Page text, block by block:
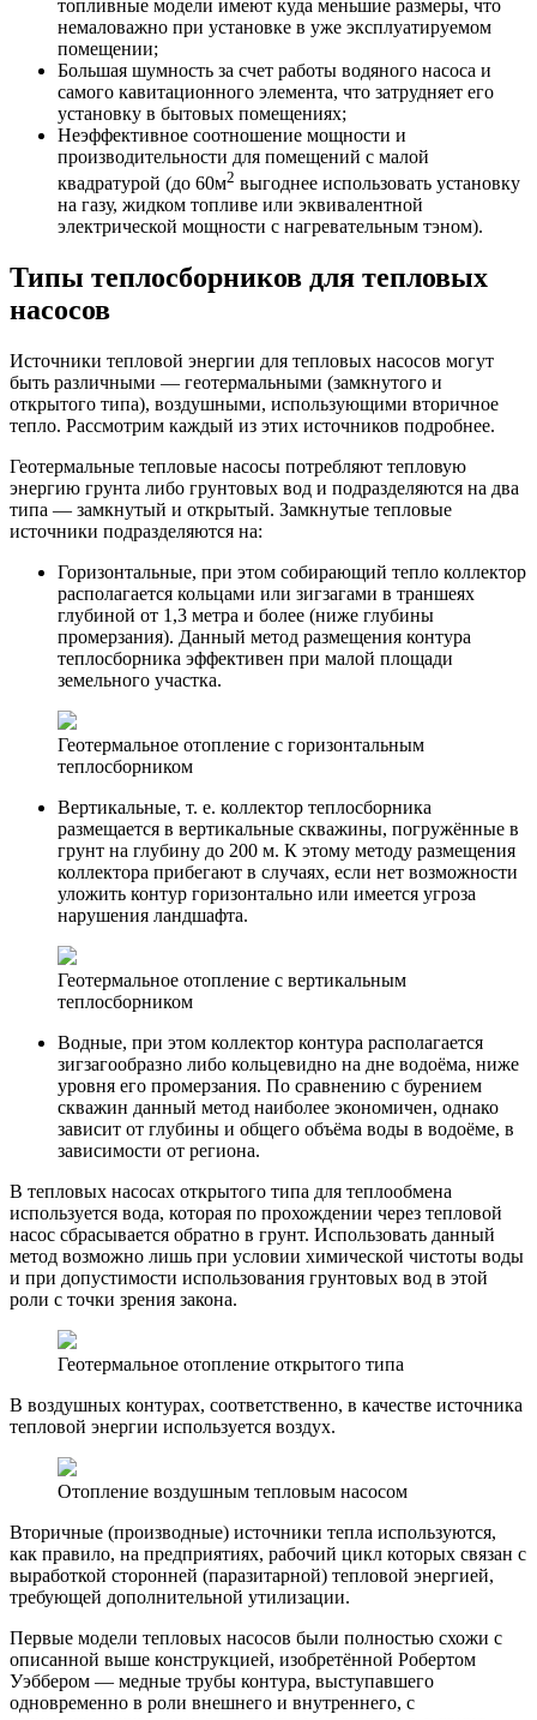
топливные модели имеют куда меньшие размеры, что
немаловажно при установке в уже эксплуатируемом
помещении;
Большая шумность за счет работы водяного насоса и
самого кавитационного элемента, что затрудняет его
установку в бытовых помещениях;
Неэффективное соотношение мощности и
производительности для помещений с малой
квадратурой (до 60м2 выгоднее использовать установку
на газу, жидком топливе или эквивалентной
электрической мощности с нагревательным тэном).
Типы теплосборников для тепловых
насосов
Источники тепловой энергии для тепловых насосов могут
быть различными — геотермальными (замкнутого и
открытого типа), воздушными, использующими вторичное
тепло. Рассмотрим каждый из этих источников подробнее.
Геотермальные тепловые насосы потребляют тепловую
энергию грунта либо грунтовых вод и подразделяются на два
типа — замкнутый и открытый. Замкнутые тепловые
источники подразделяются на:
Горизонтальные, при этом собирающий тепло коллектор
располагается кольцами или зигзагами в траншеях
глубиной от 1,3 метра и более (ниже глубины
промерзания). Данный метод размещения контура
теплосборника эффективен при малой площади
земельного участка.
Геотермальное отопление с горизонтальным
теплосборником
Вертикальные, т. е. коллектор теплосборника
размещается в вертикальные скважины, погружённые в
грунт на глубину до 200 м. К этому методу размещения
коллектора прибегают в случаях, если нет возможности
уложить контур горизонтально или имеется угроза
нарушения ландшафта.
Геотермальное отопление с вертикальным
теплосборником
Водные, при этом коллектор контура располагается
зигзагообразно либо кольцевидно на дне водоёма, ниже
уровня его промерзания. По сравнению с бурением
скважин данный метод наиболее экономичен, однако
зависит от глубины и общего объёма воды в водоёме, в
зависимости от региона.
В тепловых насосах открытого типа для теплообмена
используется вода, которая по прохождении через тепловой
насос сбрасывается обратно в грунт. Использовать данный
метод возможно лишь при условии химической чистоты воды
и при допустимости использования грунтовых вод в этой
роли с точки зрения закона.
Геотермальное отопление открытого типа
В воздушных контурах, соответственно, в качестве источника
тепловой энергии используется воздух.
Отопление воздушным тепловым насосом
Вторичные (производные) источники тепла используются,
как правило, на предприятиях, рабочий цикл которых связан с
выработкой сторонней (паразитарной) тепловой энергией,
требующей дополнительной утилизации.
Первые модели тепловых насосов были полностью схожи с
описанной выше конструкцией, изобретённой Робертом
Уэббером — медные трубы контура, выступавшего
одновременно в роли внешнего и внутреннего, с